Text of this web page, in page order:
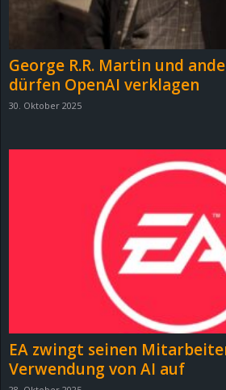
George R.R. Martin und
dürfen OpenAI verklagen
30. Oktober 2025
EA zwingt seinen
Verwendung von AI auf